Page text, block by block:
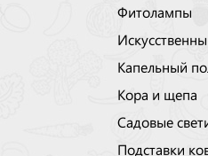
Фитолампы
Капельный
Кора и щепа
Садовые
Подставки